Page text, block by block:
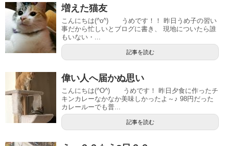
増えた猫友
こんにちは(^o^) うめです！！ 昨日うめ子の習い
事だから忙しいとブログに書き、 現地についたら誰
もいない・...
記事を読む
偉い人へ届かぬ思い
こんにちは(^O^) うめです！ 昨日夕食に作ったチ
キンカレーなかなか美味しかったよ～♪ 98円だった
カレールーでも普...
記事を読む